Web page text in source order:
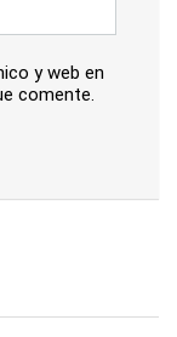
y web en
comente.